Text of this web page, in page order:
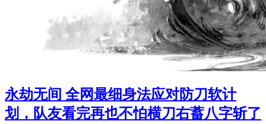
永劫无间 全网最细身法应对防刀软计
划，队友看完再也不怕横刀右蓄八字斩了